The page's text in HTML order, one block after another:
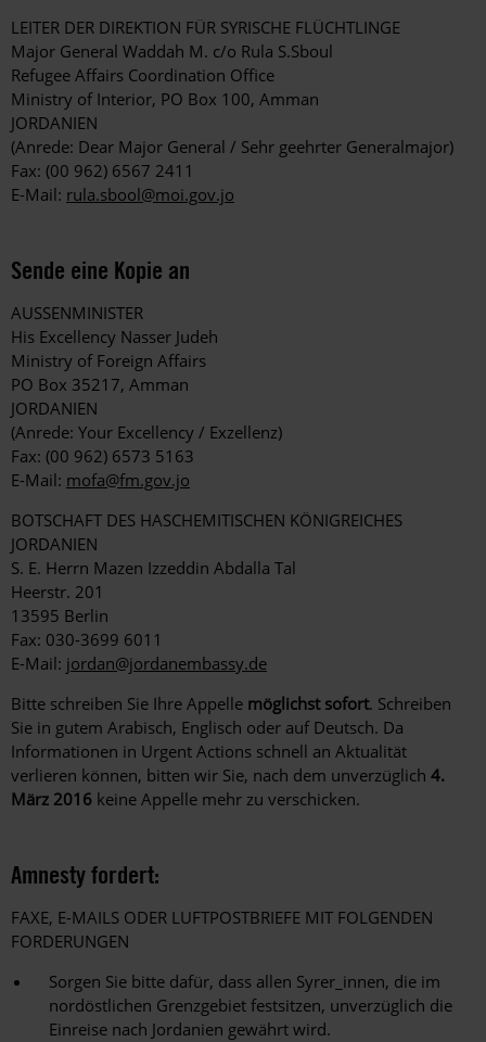
LEITER DER DIREKTION FÜR SYRISCHE FLÜCHTLINGE
Major General Waddah M. c/o Rula S.Sboul
Refugee Affairs Coordination Office
Ministry of Interior, PO Box 100, Amman
JORDANIEN
(Anrede: Dear Major General / Sehr geehrter Generalmajor)
Fax: (00 962) 6567 2411
E-Mail: rula.sbool@moi.gov.jo
Sende eine Kopie an
AUSSENMINISTER
His Excellency Nasser Judeh
Ministry of Foreign Affairs
PO Box 35217, Amman
JORDANIEN
(Anrede: Your Excellency / Exzellenz)
Fax: (00 962) 6573 5163
E-Mail: mofa@fm.gov.jo
BOTSCHAFT DES HASCHEMITISCHEN KÖNIGREICHES
JORDANIEN
S. E. Herrn Mazen Izzeddin Abdalla Tal
Heerstr. 201
13595 Berlin
Fax: 030-3699 6011
E-Mail: jordan@jordanembassy.de
Bitte schreiben Sie Ihre Appelle möglichst sofort. Schreiben
Sie in gutem Arabisch, Englisch oder auf Deutsch. Da
Informationen in Urgent Actions schnell an Aktualität
verlieren können, bitten wir Sie, nach dem unverzüglich 4.
März 2016 keine Appelle mehr zu verschicken.
Amnesty fordert:
FAXE, E-MAILS ODER LUFTPOSTBRIEFE MIT FOLGENDEN
FORDERUNGEN
Sorgen Sie bitte dafür, dass allen Syrer_innen, die im
nordöstlichen Grenzgebiet festsitzen, unverzüglich die
Einreise nach Jordanien gewährt wird.